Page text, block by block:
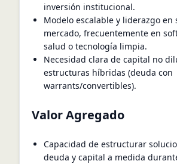
inversión institucional.
Modelo escalable y liderazgo en
mercado, frecuentemente en
salud o tecnología limpia.
Necesidad clara de capital no
estructuras híbridas (deuda con
warrants/convertibles).
Valor Agregado
Capacidad de estructurar
deuda y capital a medida